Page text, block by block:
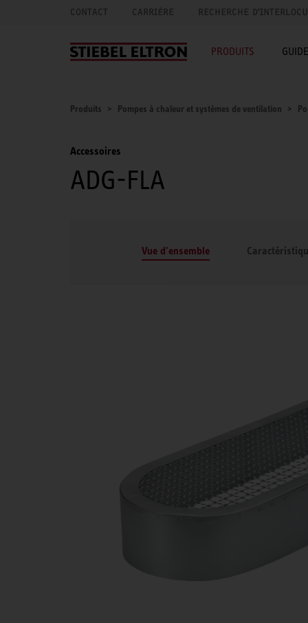
CONTACT CARRIÈRE RECHERCHE
PRODUITS GUIDE
Produits Pompes à chaleur et systèmes de ventilation
Accessoires
ADG-FLA
Vue d'ensemble